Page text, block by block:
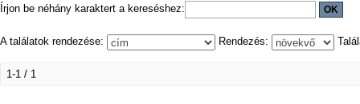
Írjon be néhány karaktert a kereséshez:
A találatok rendezése: Rendezés:
1-1 / 1